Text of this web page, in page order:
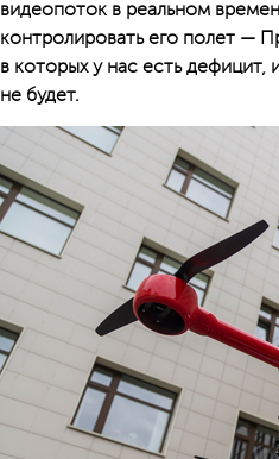
видеопоток в реальном
контролировать его полет —
в которых у нас есть дефицит,
не будет.